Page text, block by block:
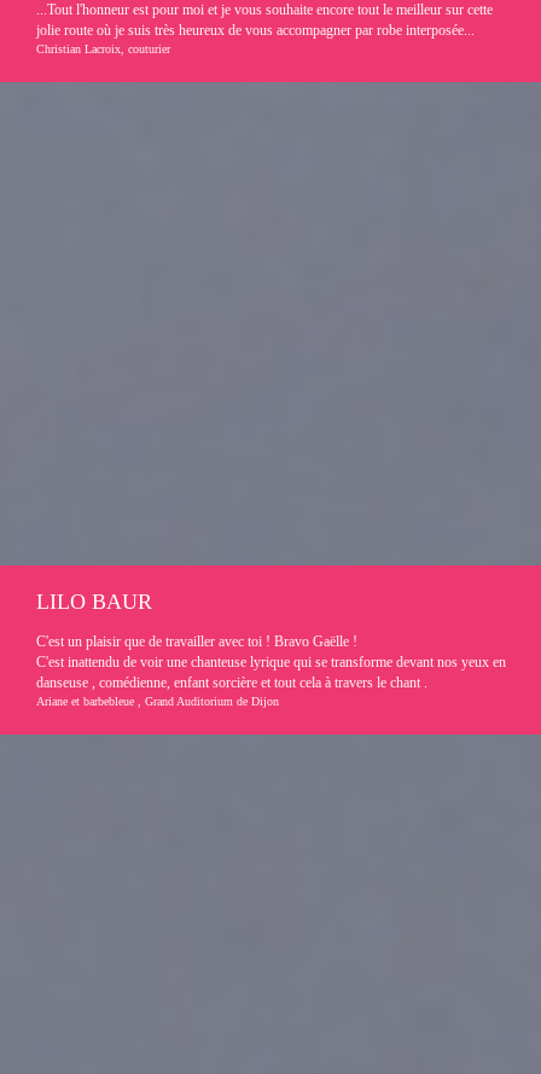
...Tout l'honneur est pour moi et je vous souhaite encore tout le meilleur sur cette
jolie route où je suis très heureux de vous accompagner par robe interposée...
Christian Lacroix, couturier
LILO BAUR
C'est un plaisir que de travailler avec toi ! Bravo Gaëlle !
C'est inattendu de voir une chanteuse lyrique qui se transforme devant nos yeux en
danseuse , comédienne, enfant sorcière et tout cela à travers le chant .
Ariane et barbebleue , Grand Auditorium de Dijon